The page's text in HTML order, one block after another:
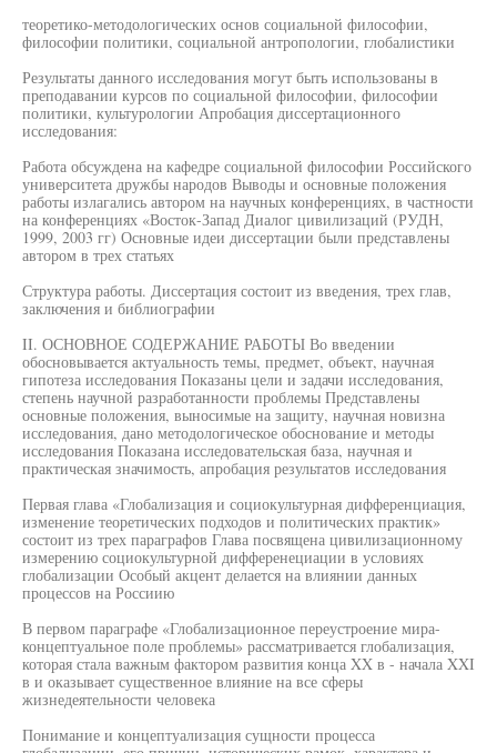
теоретико-методологических основ социальной философии,
философии политики, социальной антропологии, глобалистики
Результаты данного исследования могут быть использованы в
преподавании курсов по социальной философии, философии
политики, культурологии Апробация диссертационного
исследования:
Работа обсуждена на кафедре социальной философии Российского
университета дружбы народов Выводы и основные положения
работы излагались автором на научных конференциях, в частности
на конференциях «Восток-Запад Диалог цивилизаций (РУДН,
1999, 2003 гг) Основные идеи диссертации были представлены
автором в трех статьях
Структура работы. Диссертация состоит из введения, трех глав,
заключения и библиографии
II. ОСНОВНОЕ СОДЕРЖАНИЕ РАБОТЫ Во введении
обосновывается актуальность темы, предмет, объект, научная
гипотеза исследования Показаны цели и задачи исследования,
степень научной разработанности проблемы Представлены
основные положения, выносимые на защиту, научная новизна
исследования, дано методологическое обоснование и методы
исследования Показана исследовательская база, научная и
практическая значимость, апробация результатов исследования
Первая глава «Глобализация и социокультурная дифференциация,
изменение теоретических подходов и политических практик»
состоит из трех параграфов Глава посвящена цивилизационному
измерению социокультурной дифференециации в условиях
глобализации Особый акцент делается на влиянии данных
процессов на Россиию
В первом параграфе «Глобализационное переустроение мира-
концептуальное поле проблемы» рассматривается глобализация,
которая стала важным фактором развития конца XX в - начала XXI
в и оказывает существенное влияние на все сферы
жизнедеятельности человека
Понимание и концептуализация сущности процесса